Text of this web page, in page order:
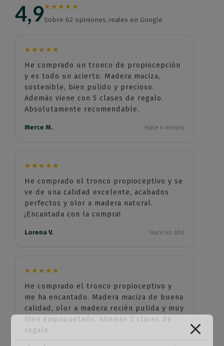
4,9★★★★★
Sobre 62 opiniones reales en Google
★★★★★
He comprado un tronco de propiocepción
y es todo un acierto. Madera maciza,
sostenible, bien pulido y precioso.
Además viene con 5 clases de regalo.
Absolutamente recomendable.
Merce M. Hace 4 meses
★★★★★
He comprado el tronco propioceptivo y se
ve de una calidad excelente, acabados
perfectos y olor a madera natural.
¡Encantada con la compra!
Lorena V. Hace un año
★★★★★
He comprado el tronco propioceptivo y
me ha encantado. Madera maciza de buena
calidad, olor a madera recién pulida y muy
bien empaquetado. Además 5 clases de
regalo.